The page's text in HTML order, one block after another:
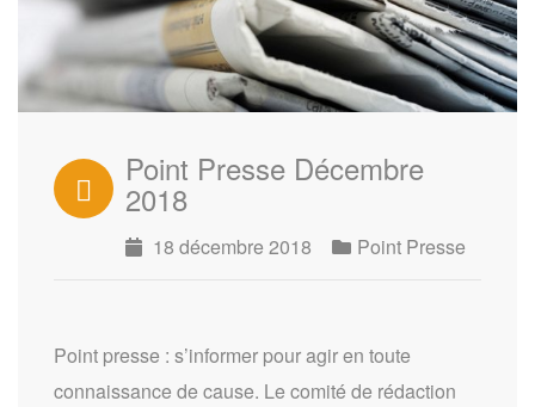
Point Presse Décembre
2018
18 décembre 2018 Point Presse
Point presse : s’informer pour agir en toute
connaissance de cause. Le comité de rédaction